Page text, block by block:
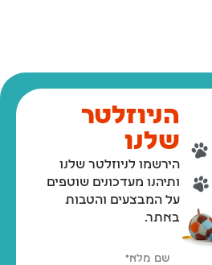
הניוזלטר
שלנו
הירשמו לניוזלטר שלנו
ותיהנו מעדכונים שוטפים
על המבצעים והטבות
באתר.